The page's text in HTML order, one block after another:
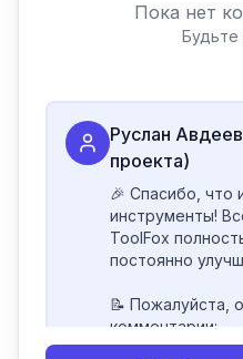
Пока нет
Будьте
Руслан
проекта)
🎉 Спасибо, что
инструменты!
ToolFox
постоянно
📝 Пожалуйста,
комментарии:
- Если